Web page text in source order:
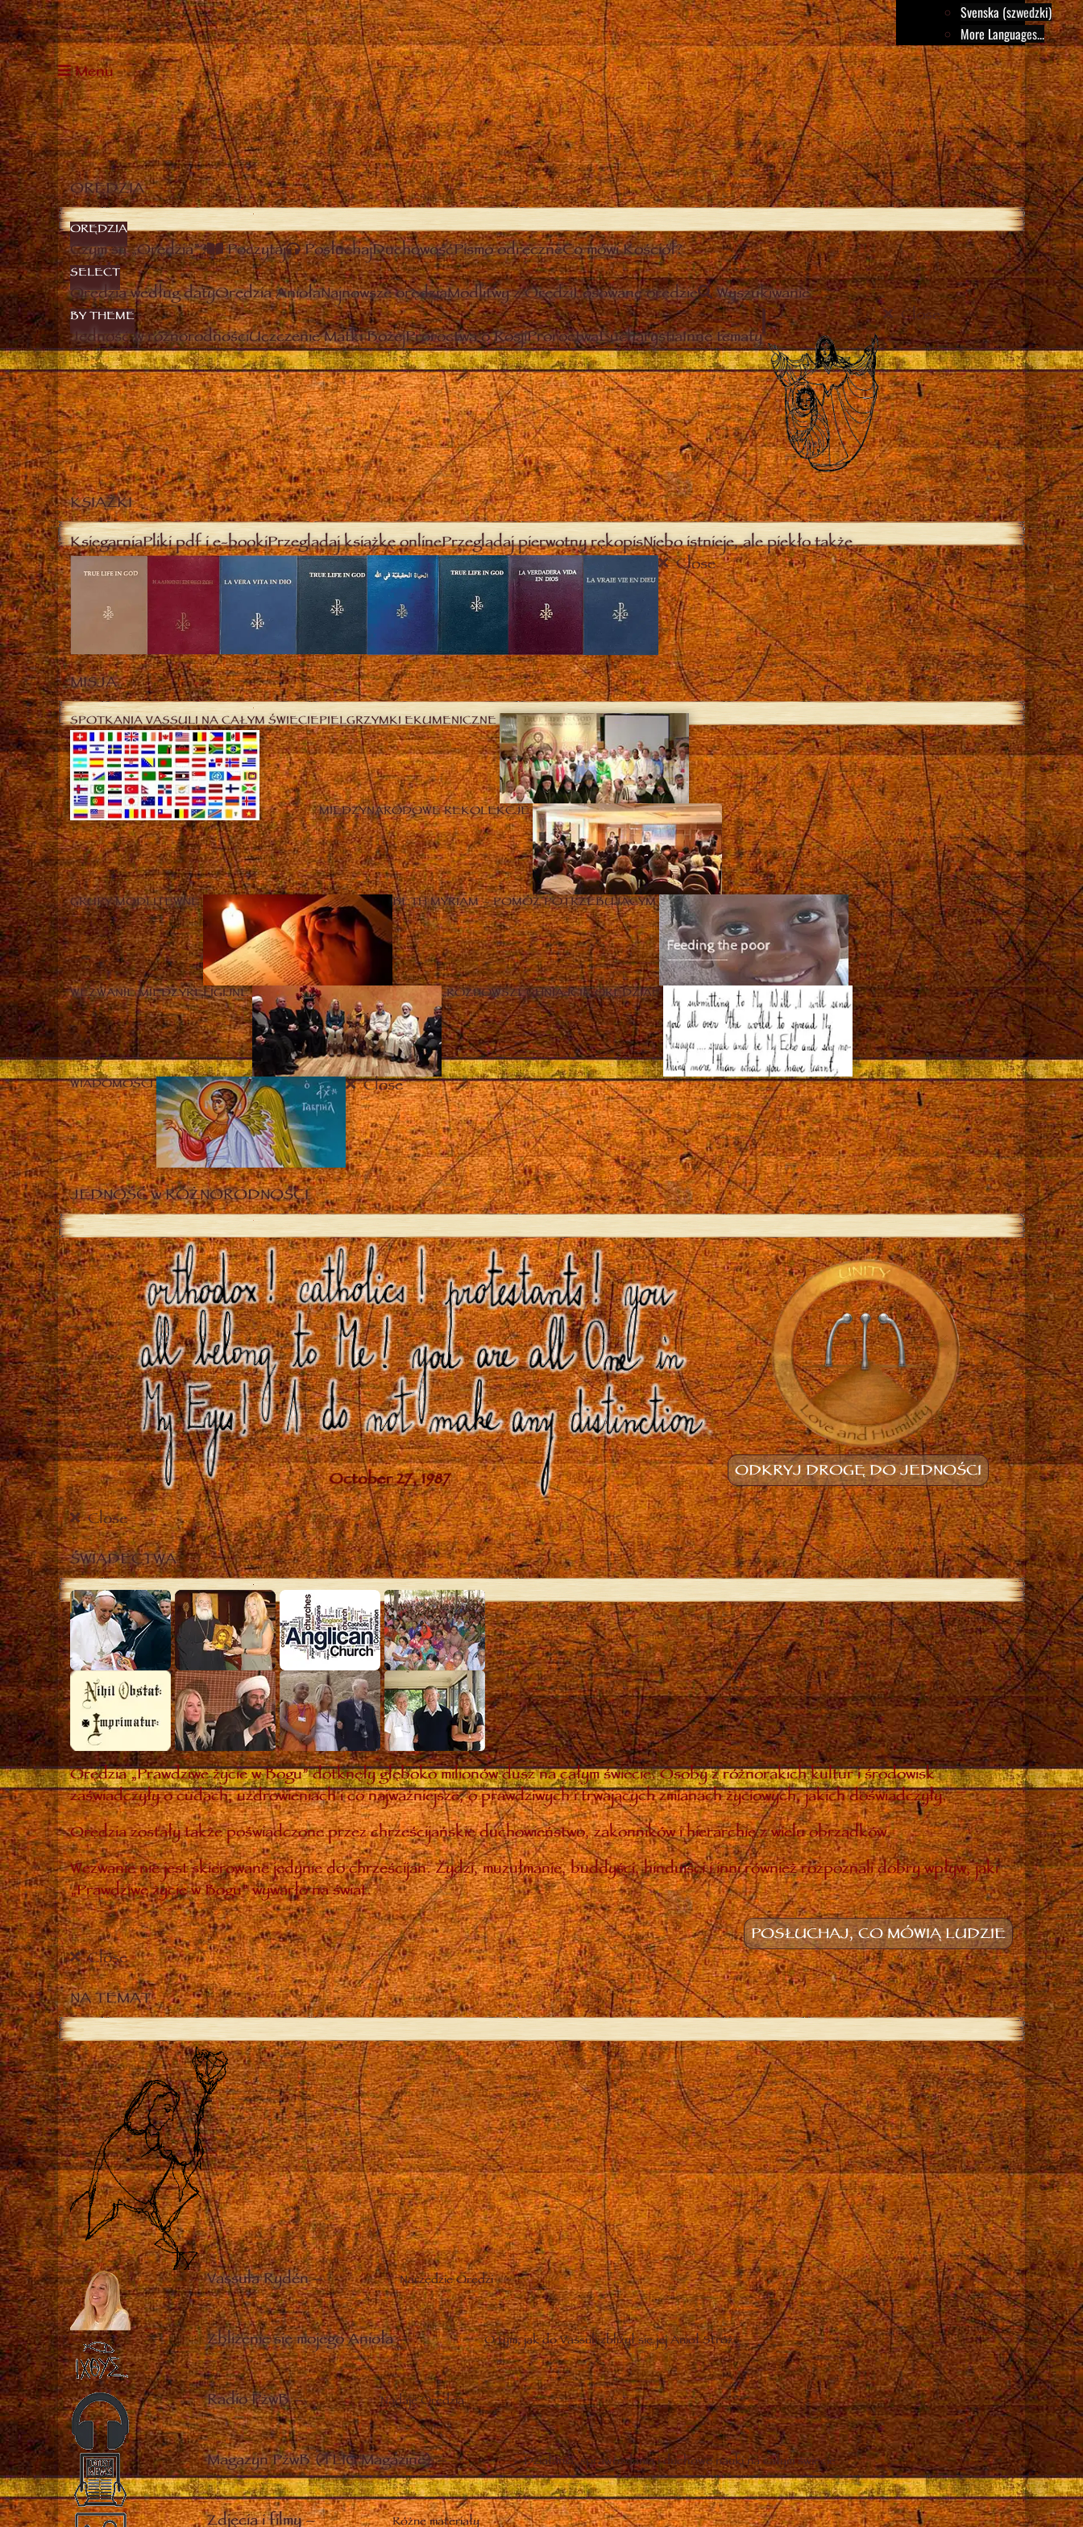
Svenska (szwedzki)
More Languages...
Menu
ORĘDZIA
ORĘDZIA
Czym są „Orędzia”? Poczytaj PosłuchajDuchowośćPismo odręczneCo mówi Kościół?
SELECT
Orędzia według datyOrędzia AniołaNajnowsze orędziaModlitwy z OrędziLosowane orędzie Wyszukiwanie
BY THEME
Jedność w różnorodnościUczczenie Matki BożejProroctwa o RosjiProroctwaEucharystiaInne tematy
Close
KSIĄŻKI
KsięgarniaPliki pdf i e-bookiPrzeglądaj książkę onlinePrzeglądaj pierwotny rękopisNiebo istnieje, ale piekło także
Close
MISJA
SPOTKANIA VASSULI NA CAŁYM ŚWIECIEPIELGRZYMKI EKUMENICZNE
MIĘDZYNARODOWE REKOLEKCJE
GRUPY MODLITEWNE BETH MYRIAM – POMÓŻ POTRZEBUJĄCYM
WEZWANIE MIĘDZYRELIGIJNE „ROZPOWSZECHNIAJCIE ORĘDZIA!”
WIADOMOŚCI Close
JEDNOŚĆ w RÓŻNORODNOŚCI
ODKRYJ DROGĘ DO JEDNOŚCI
Close
ŚWIADECTWA
Orędzia „Prawdziwe życie w Bogu” dotknęły głęboko milionów dusz na całym świecie. Osoby z różnorakich kultur i środowisk
zaświadczyły o cudach, uzdrowieniach i co najważniejsze, o prawdziwych i trwających zmianach życiowych, jakich doświadczyły.
Orędzia zostały także poświadczone przez chrześcijańskie duchowieństwo, zakonników i hierarchię z wielu obrządków.
Wezwanie nie jest skierowane jedynie do chrześcijan. Żydzi, muzułmanie, buddyści, hinduiści i inni również rozpoznali dobry wpływ, jaki
„Prawdziwe życie w Bogu” wywarło na świat.
POSŁUCHAJ, CO MÓWIĄ LUDZIE
Close
NA TEMAT
Vassula Rydén– Narzędzie Orędzi
Zbliżenie się mojego Anioła– O tym, jak do Vassuli zbliżył się jej Anioł Stróż
Radio PżwB– Nadaje Orędzia
Magazyn PżwB (TLIG Magazine)– Działania, sprawozdania i duchowe nauki na całym świecie
Zdjęcia i filmy– Różne materiały